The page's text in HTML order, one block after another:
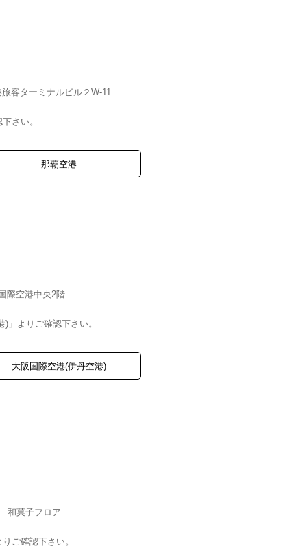
客ターミナルビル２W-11
さい。
那覇空港
際空港中央2階
」よりご確認下さい。
大阪国際空港(伊丹空港)
和菓子フロア
ご確認下さい。